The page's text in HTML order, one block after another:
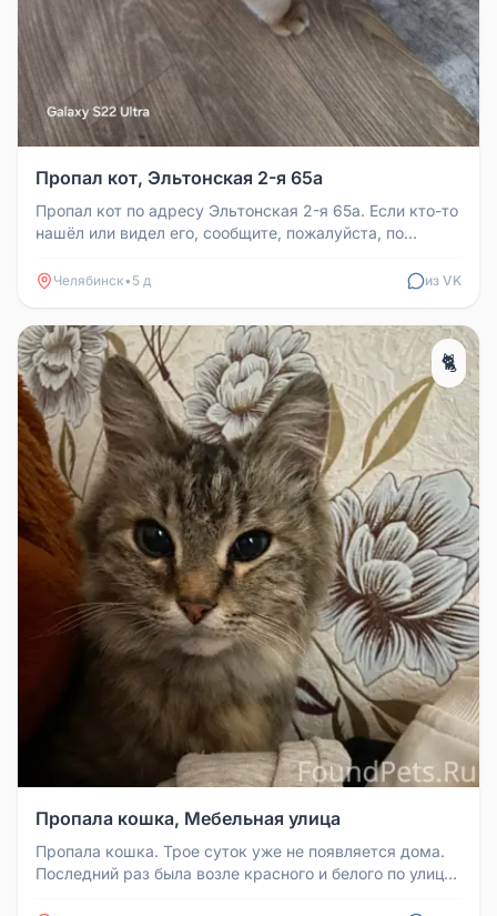
Пропал кот, Эльтонская 2-я 65а
Пропал кот по адресу Эльтонская 2-я 65а. Если кто-то
нашёл или видел его, сообщите, пожалуйста, по
Челябинск• 5 д из VK
🐈
Пропала кошка, Мебельная улица
Пропала кошка. Трое суток уже не появляется дома.
Последний раз была возле красного и белого по улице